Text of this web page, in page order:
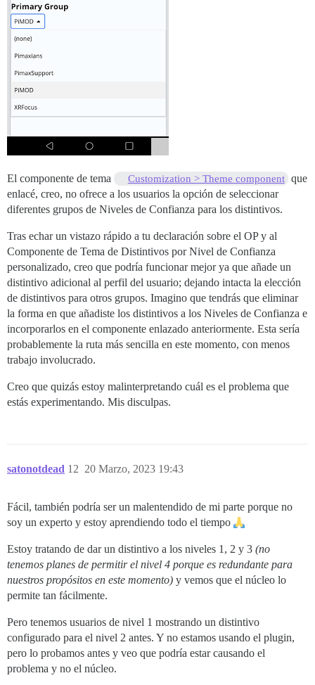
El componente de tema Customization > Theme component que
enlacé, creo, no ofrece a los usuarios la opción de seleccionar
diferentes grupos de Niveles de Confianza para los distintivos.
Tras echar un vistazo rápido a tu declaración sobre el OP y al
Componente de Tema de Distintivos por Nivel de Confianza
personalizado, creo que podría funcionar mejor ya que añade un
distintivo adicional al perfil del usuario; dejando intacta la elección
de distintivos para otros grupos. Imagino que tendrás que eliminar
la forma en que añadiste los distintivos a los Niveles de Confianza e
incorporarlos en el componente enlazado anteriormente. Esta sería
probablemente la ruta más sencilla en este momento, con menos
trabajo involucrado.
Creo que quizás estoy malinterpretando cuál es el problema que
estás experimentando. Mis disculpas.
satonotdead 20 Marzo, 2023 19:43
12
Fácil, también podría ser un malentendido de mi parte porque no
soy un experto y estoy aprendiendo todo el tiempo
Estoy tratando de dar un distintivo a los niveles 1, 2 y 3 (no
tenemos planes de permitir el nivel 4 porque es redundante para
nuestros propósitos en este momento) y vemos que el núcleo lo
permite tan fácilmente.
Pero tenemos usuarios de nivel 1 mostrando un distintivo
configurado para el nivel 2 antes. Y no estamos usando el plugin,
pero lo probamos antes y veo que podría estar causando el
problema y no el núcleo.